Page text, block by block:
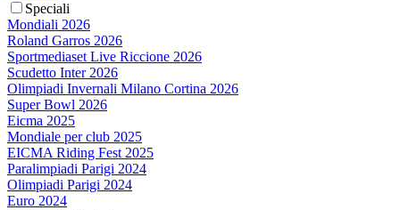
Speciali
Mondiali 2026
Roland Garros 2026
Sportmediaset Live Riccione 2026
Scudetto Inter 2026
Olimpiadi Invernali Milano Cortina 2026
Super Bowl 2026
Eicma 2025
Mondiale per club 2025
EICMA Riding Fest 2025
Paralimpiadi Parigi 2024
Olimpiadi Parigi 2024
Euro 2024